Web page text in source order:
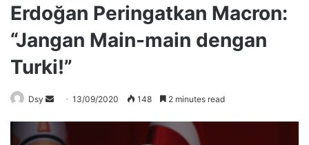
Erdoğan Peringatkan Macron:
“Jangan Main-main dengan
Turki!”
Dsy
Send13/09/2020 148 2 minutes read